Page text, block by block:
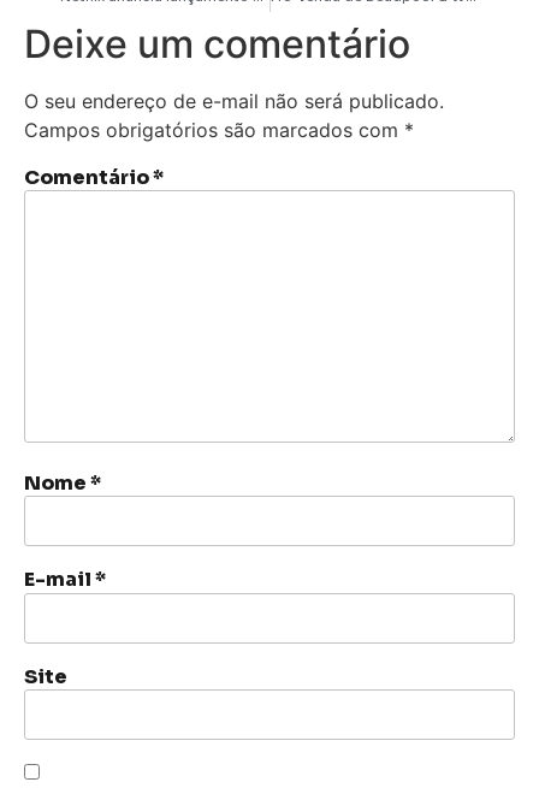
Deixe um comentário
O seu endereço de e-mail não será publicado.
Campos obrigatórios são marcados com *
Comentário*
Nome*
E-mail*
Site